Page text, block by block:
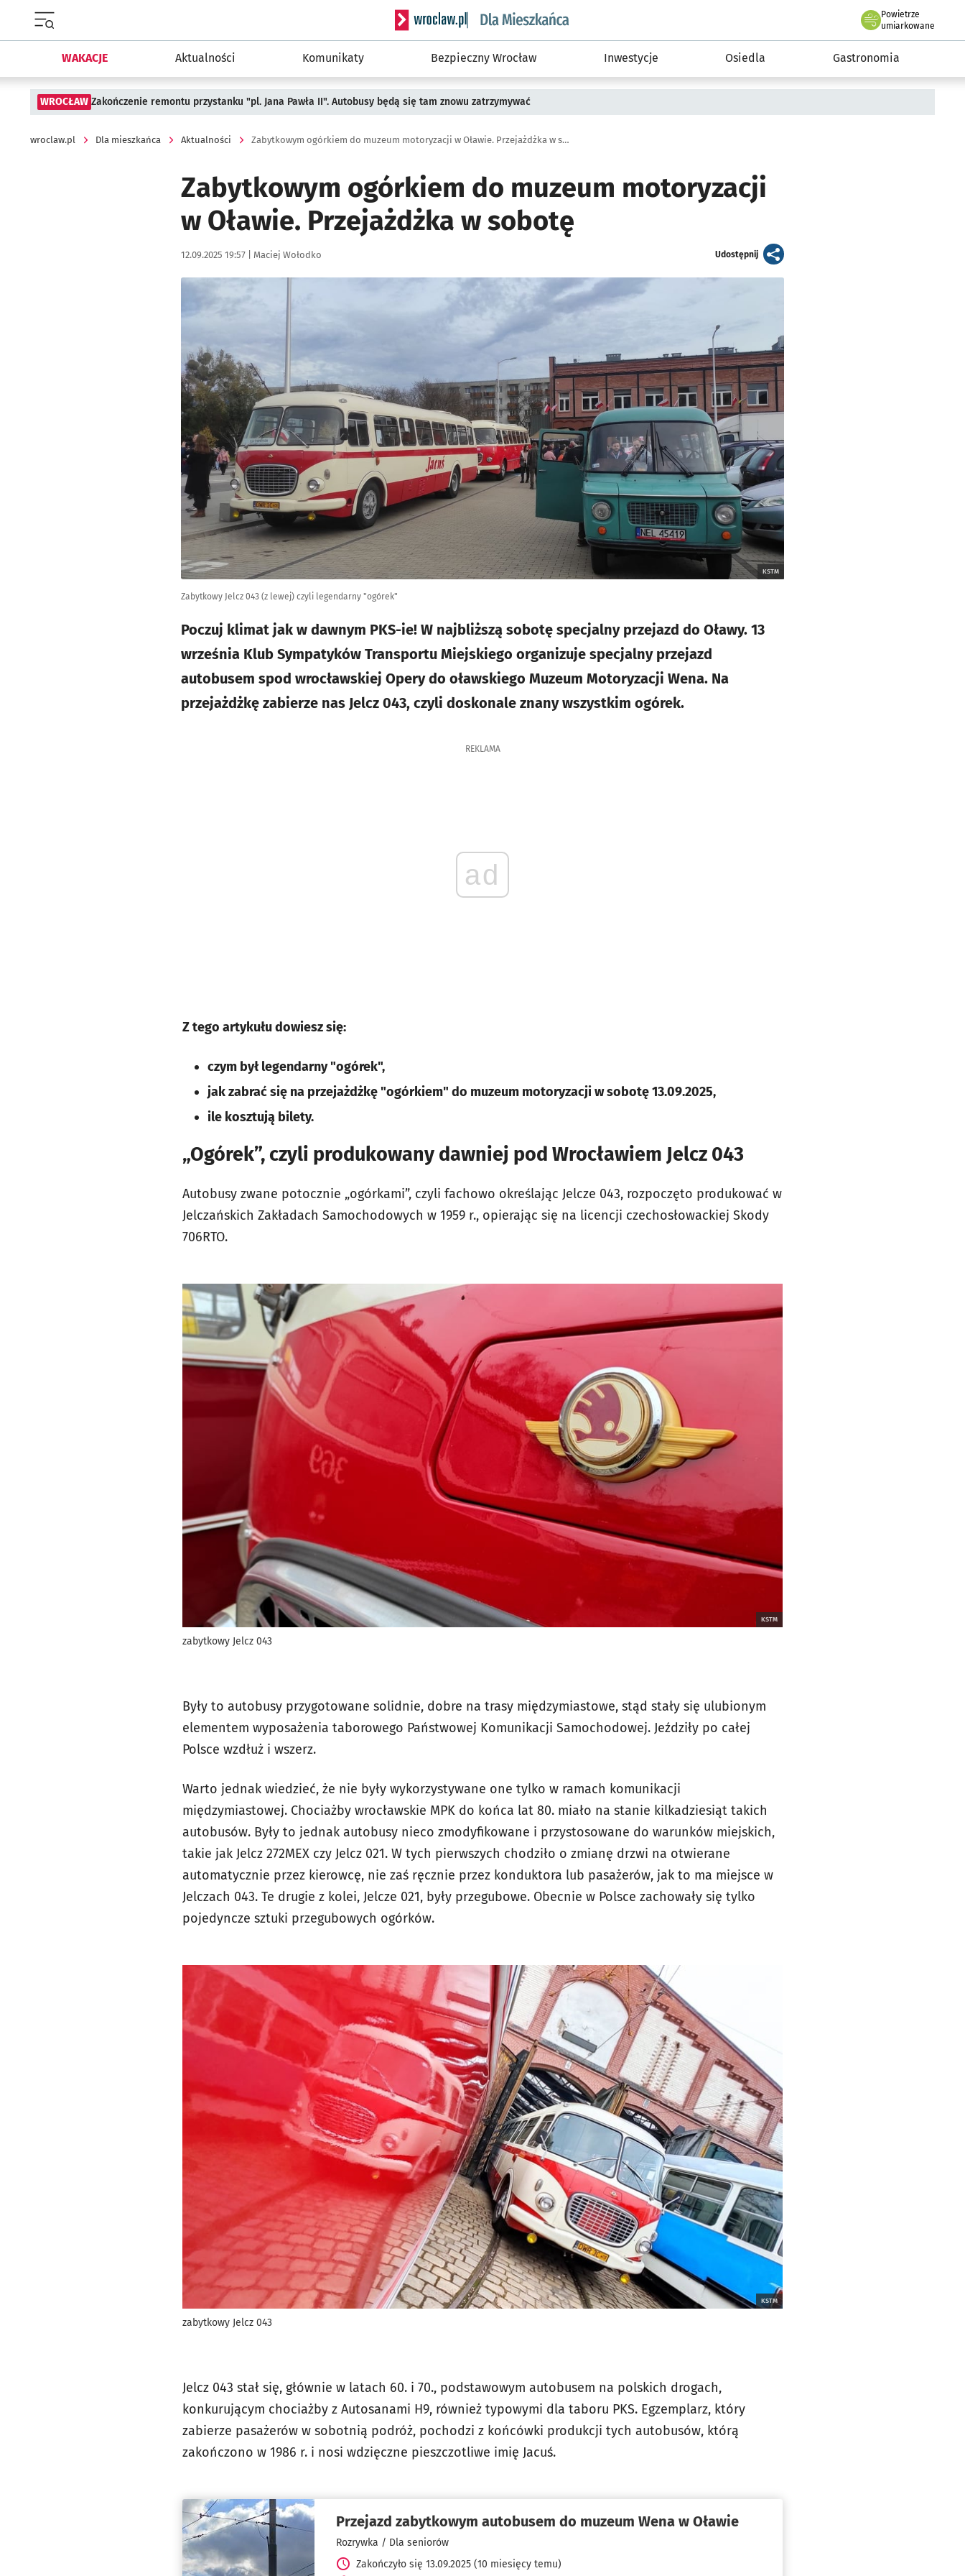
Serwis informacyjny wroclaw.pl podserwis: Dla mieszkańca
Powietrze
we Wrocławiu
umiarkowane
WAKACJE Aktualności Komunikaty Bezpieczny Wrocław Inwestycje Osiedla Gastronomia
WROCŁAW Zakończenie remontu przystanku "pl. Jana Pawła II". Autobusy będą się tam znowu zatrzymywać
wroclaw.pl Dla mieszkańca Aktualności Zabytkowym ogórkiem do muzeum motoryzacji w Oławie. Przejażdżka w sobotę
Zabytkowym ogórkiem do muzeum motoryzacji
w Oławie. Przejażdżka w sobotę
Data publikacji:
12.09.2025 19:57 | Autor:
Maciej Wołodko Udostępnijartykuł
Kliknij, aby powiększyć
KSTM
Zabytkowy Jelcz 043 (z lewej) czyli legendarny "ogórek"
Poczuj klimat jak w dawnym PKS-ie! W najbliższą sobotę specjalny przejazd do Oławy. 13
września Klub Sympatyków Transportu Miejskiego organizuje specjalny przejazd
autobusem spod wrocławskiej Opery do oławskiego Muzeum Motoryzacji Wena. Na
przejażdżkę zabierze nas Jelcz 043, czyli doskonale znany wszystkim ogórek.
REKLAMA
ad
Z tego artykułu dowiesz się:
czym był legendarny "ogórek",
jak zabrać się na przejażdżkę "ogórkiem" do muzeum motoryzacji w sobotę 13.09.2025,
ile kosztują bilety.
„Ogórek”, czyli produkowany dawniej pod Wrocławiem Jelcz 043
Autobusy zwane potocznie „ogórkami”, czyli fachowo określając Jelcze 043, rozpoczęto produkować w
Jelczańskich Zakładach Samochodowych w 1959 r., opierając się na licencji czechosłowackiej Skody
706RTO.
KSTM
zabytkowy Jelcz 043
Były to autobusy przygotowane solidnie, dobre na trasy międzymiastowe, stąd stały się ulubionym
elementem wyposażenia taborowego Państwowej Komunikacji Samochodowej. Jeździły po całej
Polsce wzdłuż i wszerz.
Warto jednak wiedzieć, że nie były wykorzystywane one tylko w ramach komunikacji
międzymiastowej. Chociażby wrocławskie MPK do końca lat 80. miało na stanie kilkadziesiąt takich
autobusów. Były to jednak autobusy nieco zmodyfikowane i przystosowane do warunków miejskich,
takie jak Jelcz 272MEX czy Jelcz 021. W tych pierwszych chodziło o zmianę drzwi na otwierane
automatycznie przez kierowcę, nie zaś ręcznie przez konduktora lub pasażerów, jak to ma miejsce w
Jelczach 043. Te drugie z kolei, Jelcze 021, były przegubowe. Obecnie w Polsce zachowały się tylko
pojedyncze sztuki przegubowych ogórków.
KSTM
zabytkowy Jelcz 043
Jelcz 043 stał się, głównie w latach 60. i 70., podstawowym autobusem na polskich drogach,
konkurującym chociażby z Autosanami H9, również typowymi dla taboru PKS. Egzemplarz, który
zabierze pasażerów w sobotnią podróż, pochodzi z końcówki produkcji tych autobusów, którą
zakończono w 1986 r. i nosi wdzięczne pieszczotliwe imię Jacuś.
Przejazd zabytkowym autobusem do muzeum Wena w Oławie
Rozrywka / Dla seniorów
Zakończyło się 13.09.2025 (10 miesięcy temu)